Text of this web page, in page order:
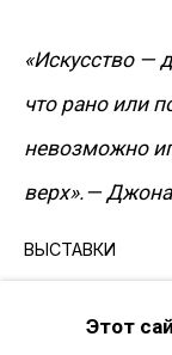
Twitter
Instagram*
Pinterest
Artsy
Подписка на
*
Этот
«Искусство —
что рано или
невозможно
верх».—
ВЫСТАВКИ